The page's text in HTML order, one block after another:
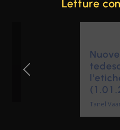
Letture
tedesche per
l'etichettatura
(1.01.2025)
Tanel Vaarmann
Previous Slide